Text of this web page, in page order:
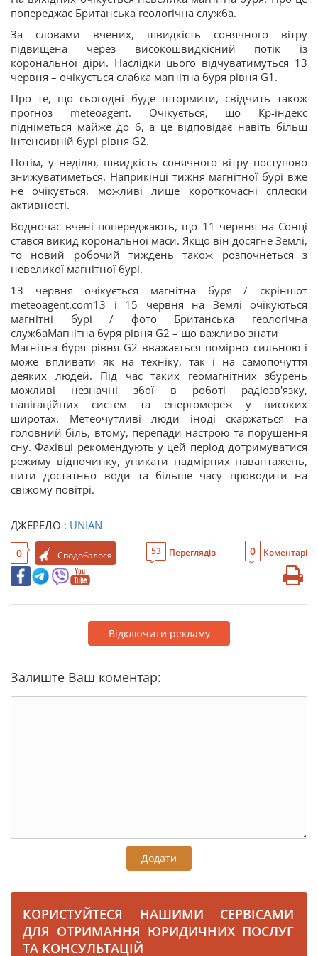
попереджає Британська геологічна служба.
За словами вчених, швидкість сонячного вітру
підвищена через високошвидкісний потік із
корональної діри. Наслідки цього відчуватимуться 13
червня – очікується слабка магнітна буря рівня G1.
Про те, що сьогодні буде штормити, свідчить також
прогноз meteoagent. Очікується, що Кр-індекс
підніметься майже до 6, а це відповідає навіть більш
інтенсивній бурі рівня G2.
Потім, у неділю, швидкість сонячного вітру поступово
знижуватиметься. Наприкінці тижня магнітної бурі вже
не очікується, можливі лише короткочасні сплески
активності.
Водночас вчені попереджають, що 11 червня на Сонці
стався викид корональної маси. Якщо він досягне Землі,
то новий робочий тиждень також розпочнеться з
невеликої магнітної бурі.
13 червня очікується магнітна буря / скріншот
meteoagent.com13 і 15 червня на Землі очікуються
магнітні бурі / фото Британська геологічна
службаМагнітна буря рівня G2 – що важливо знати
Магнітна буря рівня G2 вважається помірно сильною і
може впливати як на техніку, так і на самопочуття
деяких людей. Під час таких геомагнітних збурень
можливі незначні збої в роботі радіозв'язку,
навігаційних систем та енергомереж у високих
широтах. Метеочутливі люди іноді скаржаться на
головний біль, втому, перепади настрою та порушення
сну. Фахівці рекомендують у цей період дотримуватися
режиму відпочинку, уникати надмірних навантажень,
пити достатньо води та більше часу проводити на
свіжому повітрі.
ДЖЕРЕЛО : UNIAN
0 Сподобалося 53 Переглядів 0 Коментарі
Відключити рекламу
Залиште Ваш коментар:
Додати
КОРИСТУЙТЕСЯ НАШИМИ СЕРВІСАМИ
ДЛЯ ОТРИМАННЯ ЮРИДИЧНИХ ПОСЛУГ
ТА КОНСУЛЬТАЦІЙ